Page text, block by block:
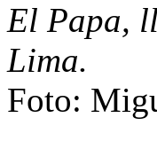
El Papa,
Lima.
Foto: